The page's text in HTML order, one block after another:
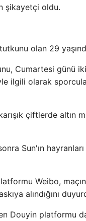
şikayetçi oldu.
olan 29
Cumartesi günü
ilgili olarak
çiftlerde altın
Sun'ın
Weibo,
alındığını
Douyin platformu